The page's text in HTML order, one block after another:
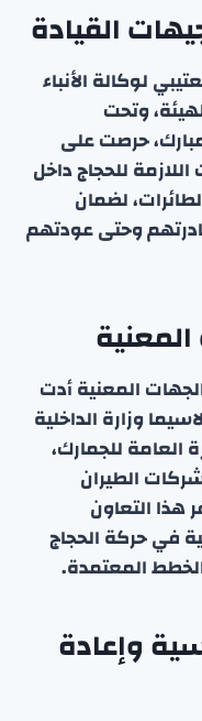
القيادة
لوكالة الأنباء
وتحت
حرصت على
للحجاج داخل
لضمان
وحتى عودتهم
المعنية أدت
وزارة الداخلية
العامة للجمارك،
الطيران
التعاون
في حركة الحجاج
المعتمدة.
وإعادة